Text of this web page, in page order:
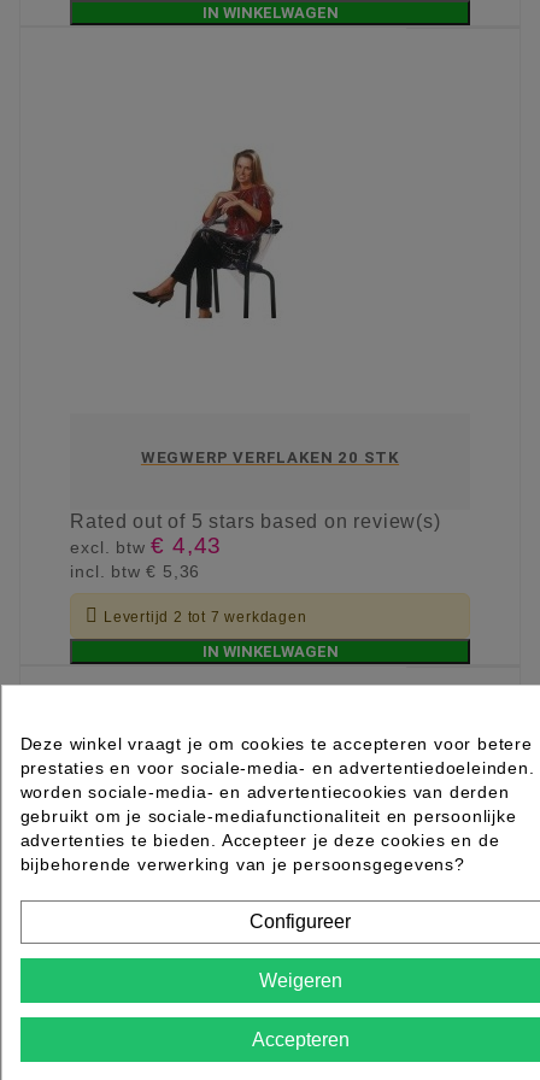
IN WINKELWAGEN
WEGWERP VERFLAKEN 20 STK
Ratedout of 5 stars based on review(s)
excl. btw€ 4,43
incl. btw€ 5,36
 Levertijd 2 tot 7 werkdagen
IN WINKELWAGEN
Deze winkel vraagt je om cookies te accepteren voor betere
prestaties en voor sociale-media- en advertentiedoeleinden.
worden sociale-media- en advertentiecookies van derden
gebruikt om je sociale-mediafunctionaliteit en persoonlijke
advertenties te bieden. Accepteer je deze cookies en de
bijbehorende verwerking van je persoonsgegevens?
Configureer
Weigeren
Accepteren